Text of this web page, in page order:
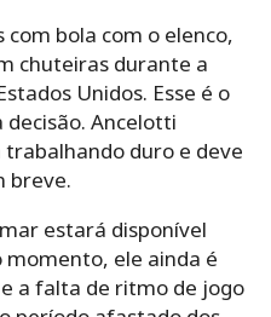
bola com o elenco,
chuteiras durante a
Unidos. Esse é o
Ancelotti
duro e deve
breve.
estará disponível
ele ainda é
a falta de ritmo de jogo